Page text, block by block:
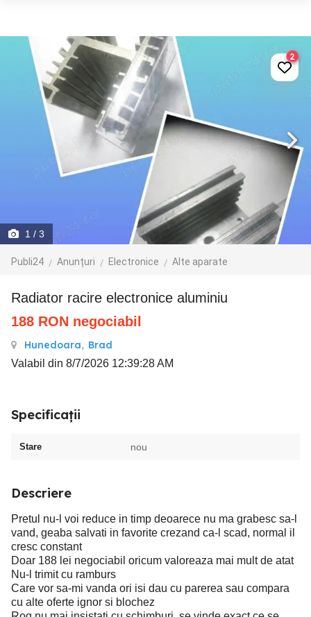
1 / 3
Publi24 Anunțuri Electronice Alte aparate
2
Radiator racire electronice aluminiu
188 RON negociabil
Hunedoara, Brad
Valabil din 8/7/2026 12:39:28 AM
Specificații
Stare nou
Descriere
Pretul nu-l voi reduce in timp deoarece nu ma grabesc sa-l
vand, geaba salvati in favorite crezand ca-l scad, normal il
cresc constant
Doar 188 lei negociabil oricum valoreaza mai mult de atat
Nu-l trimit cu ramburs
Care vor sa-mi vanda ori isi dau cu parerea sau compara
cu alte oferte ignor si blochez